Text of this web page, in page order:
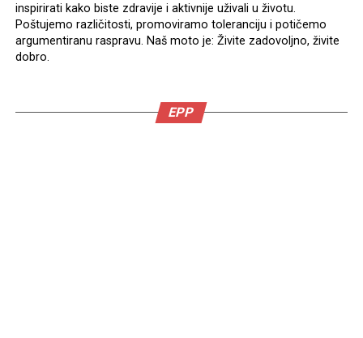
inspirirati kako biste zdravije i aktivnije uživali u životu.
Poštujemo različitosti, promoviramo toleranciju i potičemo
argumentiranu raspravu. Naš moto je: Živite zadovoljno, živite
dobro.
EPP